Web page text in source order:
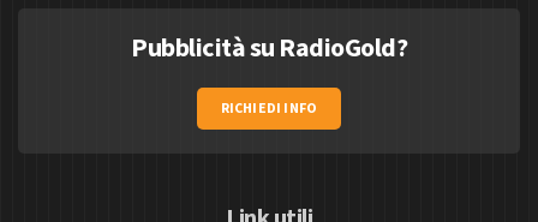
Pubblicità su RadioGold?
RICHIEDI INFO